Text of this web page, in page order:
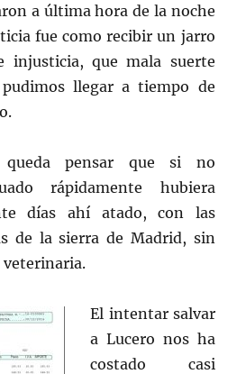
a última hora de la noche
fue como recibir un jarro
injusticia, que mala suerte
llegar a tiempo de
pensar que si no
rápidamente hubiera
días ahí atado, con las
de la sierra de Madrid, sin
El intentar salvar
a Lucero nos ha
costado casi